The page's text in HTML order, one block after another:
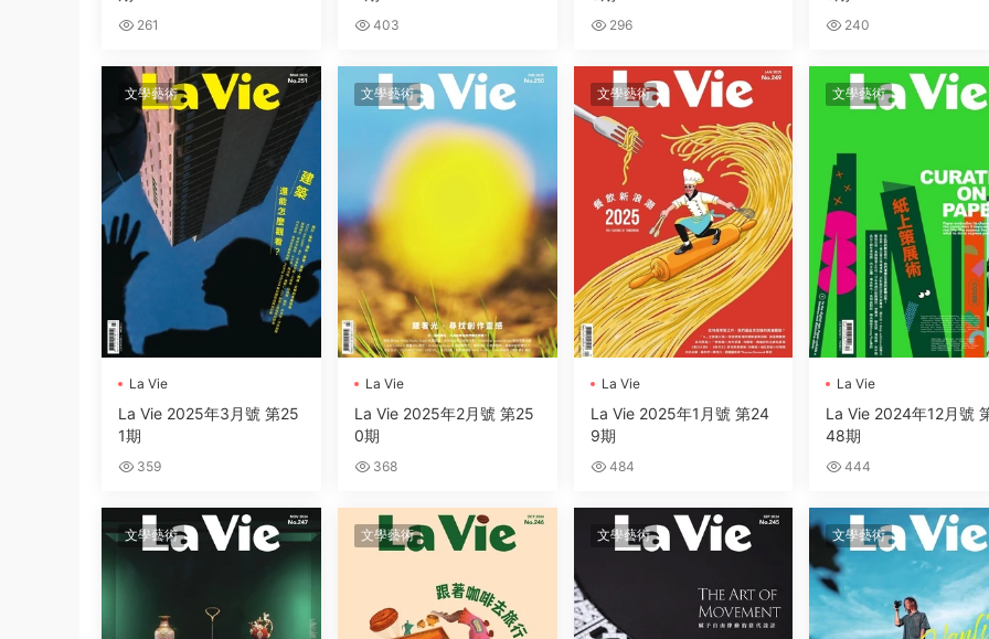
261 403 296 240
文學藝術
La Vie
La Vie 2025年3月號 第25
1期
359
文學藝術
La Vie
La Vie 2025年2月號 第25
0期
368
文學藝術
La Vie
La Vie 2025年1月號 第24
9期
484
文學藝術
La Vie
La Vie 2024年12月號
48期
444
文學藝術 文學藝術 文學藝術 文學藝術